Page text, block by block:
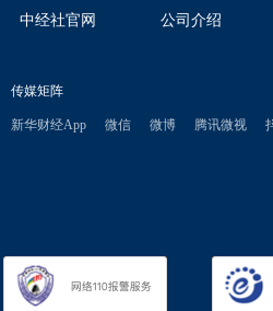
中经社官网 公司介绍
传媒矩阵
新华财经App 微信 微博 腾讯微视